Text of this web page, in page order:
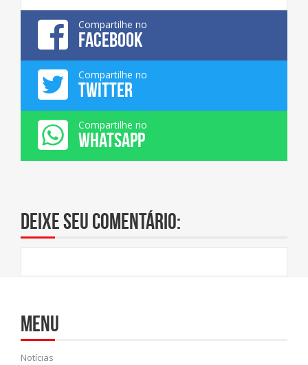
Compartilhe no
FACEBOOK
Compartilhe no
TWITTER
Compartilhe no
WHATSAPP
Deixe seu comentário:
Menu
Notícias